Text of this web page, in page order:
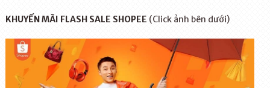
KHUYẾN MÃI FLASH SALE SHOPEE (Click ảnh bên dưới)